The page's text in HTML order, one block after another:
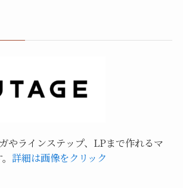
やラインステップ、LPまで作れるマ
詳細は画像をクリック